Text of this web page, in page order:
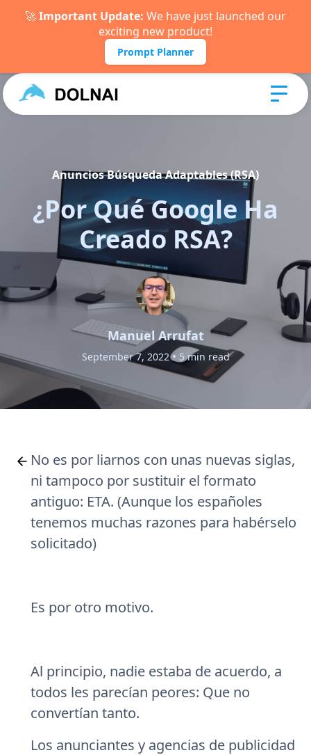
🚀Important Update: We have just launched our
exciting new product!
Prompt Planner
Anuncios Búsqueda Adaptables (RSA)
¿Por Qué Google Ha
Creado RSA?
Manuel Arrufat
September 7, 2022 • 5 min read
No es por liarnos con unas nuevas siglas,
ni tampoco por sustituir el formato
antiguo: ETA. (Aunque los españoles
tenemos muchas razones para habérselo
solicitado)
Es por otro motivo.
Al principio, nadie estaba de acuerdo, a
todos les parecían peores: Que no
convertían tanto.
Los anunciantes y agencias de publicidad